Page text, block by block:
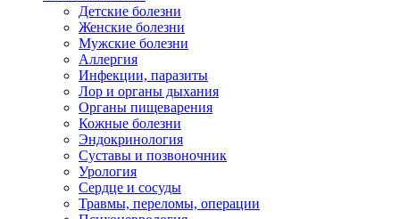
Детские болезни
Женские болезни
Мужские болезни
Аллергия
Инфекции, паразиты
Лор и органы дыхания
Органы пищеварения
Кожные болезни
Эндокринология
Суставы и позвоночник
Урология
Сердце и сосуды
Травмы, переломы, операции